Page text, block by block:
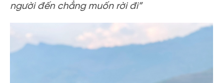
người đến chẳng muốn rời đi”